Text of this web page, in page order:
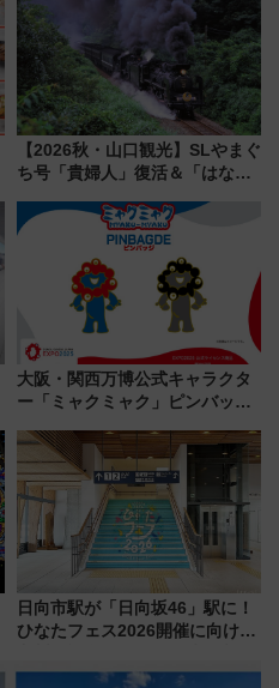
【2026秋・山口観光】SLやまぐ
ち号「貴婦人」復活＆「はなあ
注目観光列車まとめ きっぷの取
り方は？
大阪・関西万博公式キャラクタ
ー「ミャクミャク」ピンバッジ
中旬発売
日向市駅が「日向坂46」駅に！
ひなたフェス2026開催に向けJR
全力応援 夜行列車「ドリーム